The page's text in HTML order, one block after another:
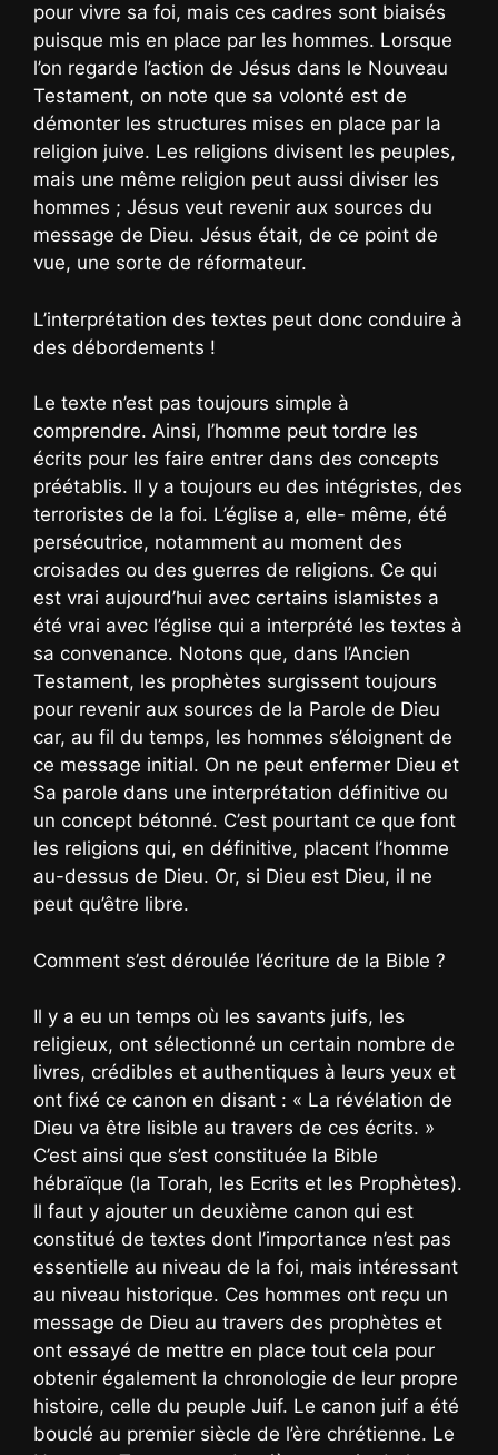
pour vivre sa foi, mais ces cadres sont biaisés
puisque mis en place par les hommes. Lorsque
l’on regarde l’action de Jésus dans le Nouveau
Testament, on note que sa volonté est de
démonter les structures mises en place par la
religion juive. Les religions divisent les peuples,
mais une même religion peut aussi diviser les
hommes ; Jésus veut revenir aux sources du
message de Dieu. Jésus était, de ce point de
vue, une sorte de réformateur.
L’interprétation des textes peut donc conduire à
des débordements !
Le texte n’est pas toujours simple à
comprendre. Ainsi, l’homme peut tordre les
écrits pour les faire entrer dans des concepts
préétablis. Il y a toujours eu des intégristes, des
terroristes de la foi. L’église a, elle- même, été
persécutrice, notamment au moment des
croisades ou des guerres de religions. Ce qui
est vrai aujourd’hui avec certains islamistes a
été vrai avec l’église qui a interprété les textes à
sa convenance. Notons que, dans l’Ancien
Testament, les prophètes surgissent toujours
pour revenir aux sources de la Parole de Dieu
car, au fil du temps, les hommes s’éloignent de
ce message initial. On ne peut enfermer Dieu et
Sa parole dans une interprétation définitive ou
un concept bétonné. C’est pourtant ce que font
les religions qui, en définitive, placent l’homme
au-dessus de Dieu. Or, si Dieu est Dieu, il ne
peut qu’être libre.
Comment s’est déroulée l’écriture de la Bible ?
Il y a eu un temps où les savants juifs, les
religieux, ont sélectionné un certain nombre de
livres, crédibles et authentiques à leurs yeux et
ont fixé ce canon en disant : « La révélation de
Dieu va être lisible au travers de ces écrits. »
C’est ainsi que s’est constituée la Bible
hébraïque (la Torah, les Ecrits et les Prophètes).
Il faut y ajouter un deuxième canon qui est
constitué de textes dont l’importance n’est pas
essentielle au niveau de la foi, mais intéressant
au niveau historique. Ces hommes ont reçu un
message de Dieu au travers des prophètes et
ont essayé de mettre en place tout cela pour
obtenir également la chronologie de leur propre
histoire, celle du peuple Juif. Le canon juif a été
bouclé au premier siècle de l’ère chrétienne. Le